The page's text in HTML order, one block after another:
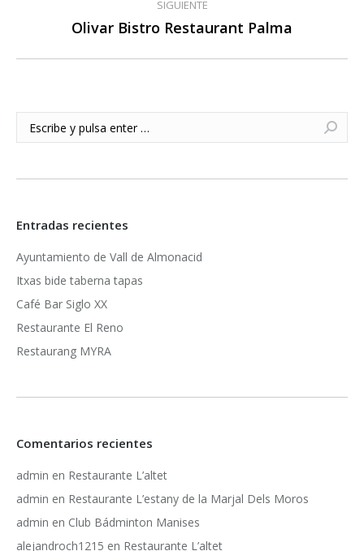
SIGUIENTE
Publicación
Olivar Bistro Restaurant Palma
Buscar:
Entradas recientes
Ayuntamiento de Vall de Almonacid
Itxas bide taberna tapas
Café Bar Siglo XX
Restaurante El Reno
Restaurang MYRA
Comentarios recientes
admin en Restaurante L’altet
admin en Restaurante L’estany de la Marjal Dels Moros
admin en Club Bádminton Manises
alejandroch1215 en Restaurante L’altet